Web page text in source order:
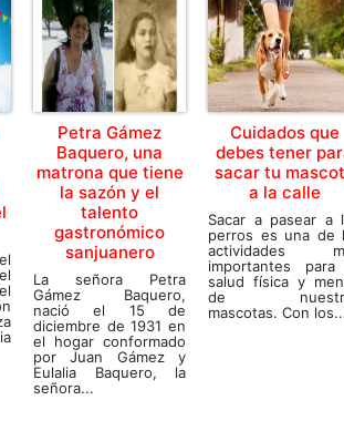
Petra Gámez
Baquero, una
matrona que tiene
la sazón y el
talento
gastronómico
sanjuanero
La señora Petra
Gámez Baquero,
nació el 15 de
diciembre de 1931 en
el hogar conformado
por Juan Gámez y
Eulalia Baquero, la
señora...
Cuidados que
debes tener
sacar tu
a la calle
Sacar a pasear a
perros es una de
actividades
importantes
salud física y
de
mascotas. Con